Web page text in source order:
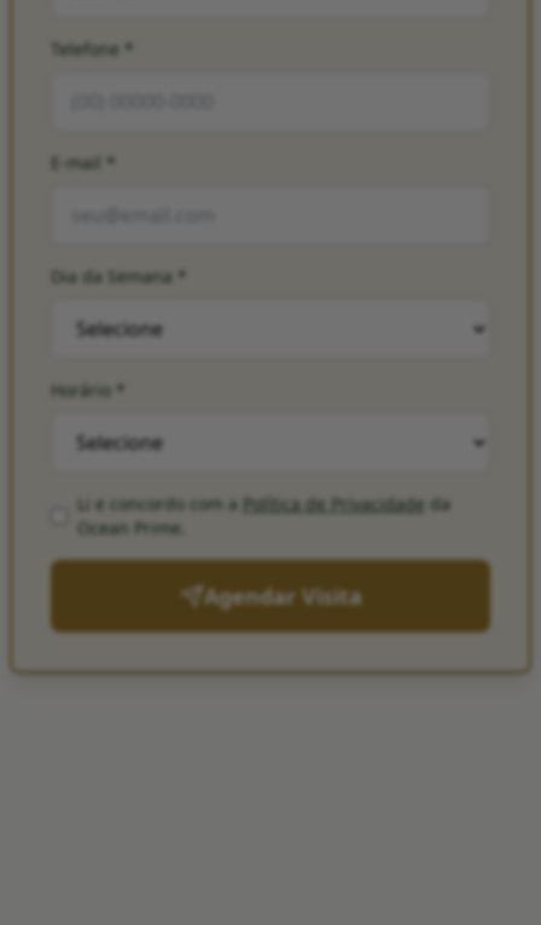
Telefone *
E-mail *
Dia da Semana *
Horário *
Li e concordo com a Política de Privacidade da
Ocean Prime
Agendar Visita